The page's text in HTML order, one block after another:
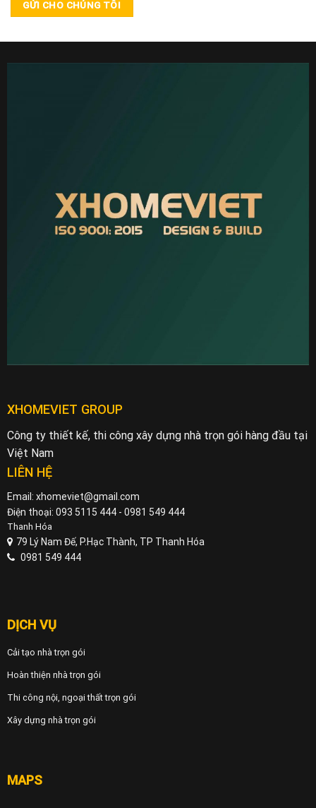
XHOMEVIET GROUP
Công ty thiết kế, thi công xây dựng nhà trọn gói hàng đầu tại
Việt Nam
LIÊN HỆ
Email: xhomeviet@gmail.com
Điện thoại: 093 5115 444 - 0981 549 444
Thanh Hóa
79 Lý Nam Đế, P.Hạc Thành, TP Thanh Hóa
0981 549 444
DỊCH VỤ
Cải tạo nhà trọn gói
Hoàn thiện nhà trọn gói
Thi công nội, ngoại thất trọn gói
Xây dựng nhà trọn gói
MAPS